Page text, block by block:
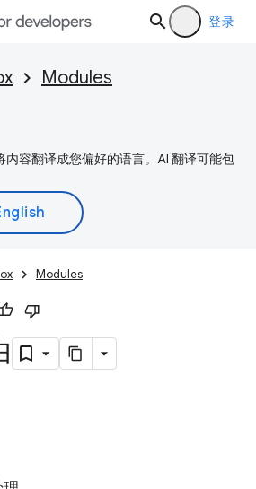
登录
Modules
内容翻译成您偏好的语言。AI 翻译可能包
Modules